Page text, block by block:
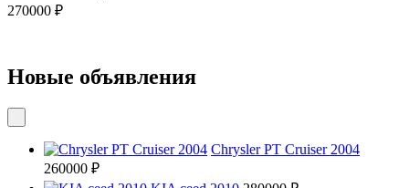
270000 ₽
Новые объявления
Chrysler PT Cruiser 2004
260000 ₽